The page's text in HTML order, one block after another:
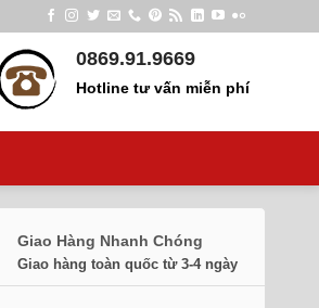
0869.91.9669
Hotline tư vấn miễn phí
Giao Hàng Nhanh Chóng
Giao hàng toàn quốc từ 3-4 ngày